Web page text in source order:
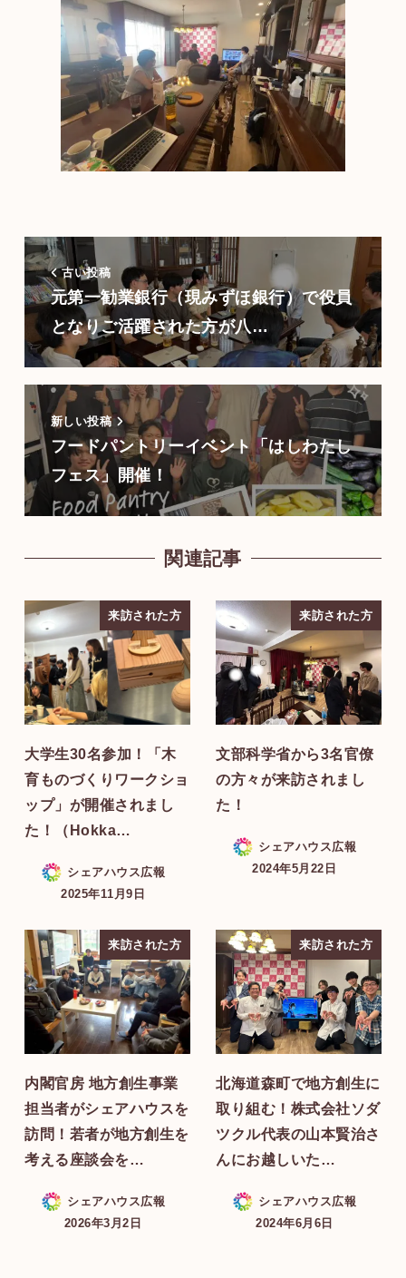
古い投稿
元第一勧業銀行（現みずほ銀行）で役員
となりご活躍された方が八…
新しい投稿
フードパントリーイベント「はしわたし
フェス」開催！
関連記事
来訪された方
大学生30名参加！「木
育ものづくりワークショ
ップ」が開催されまし
た！（Hokka…
シェアハウス広報
2025年11月9日
来訪された方
文部科学省から3名官僚
の方々が来訪されまし
た！
シェアハウス広報
2024年5月22日
来訪された方
内閣官房 地方創生事業
担当者がシェアハウスを
訪問！若者が地方創生を
考える座談会を…
シェアハウス広報
2026年3月2日
来訪された方
北海道森町で地方創生に
取り組む！株式会社ソダ
ツクル代表の山本賢治さ
んにお越しいた…
シェアハウス広報
2024年6月6日